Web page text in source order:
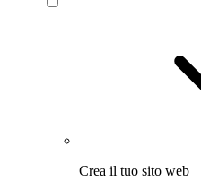
Crea il tuo sito web